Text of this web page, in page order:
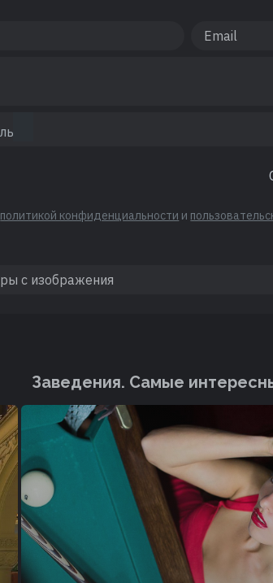
политикой конфиденциальности и
Заведения. Cамые